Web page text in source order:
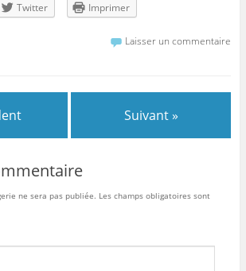
Twitter Imprimer
Laisser un commentaire
Suivant »
ne sera pas publiée. Les champs obligatoires sont